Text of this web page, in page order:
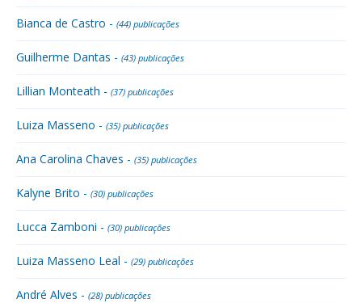
Bianca de Castro - (44) publicações
Guilherme Dantas - (43) publicações
Lillian Monteath - (37) publicações
Luiza Masseno - (35) publicações
Ana Carolina Chaves - (35) publicações
Kalyne Brito - (30) publicações
Lucca Zamboni - (30) publicações
Luiza Masseno Leal - (29) publicações
André Alves - (28) publicações